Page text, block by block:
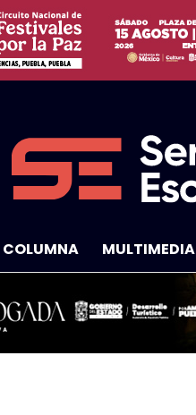
COLUMNA MULTIMEDIA